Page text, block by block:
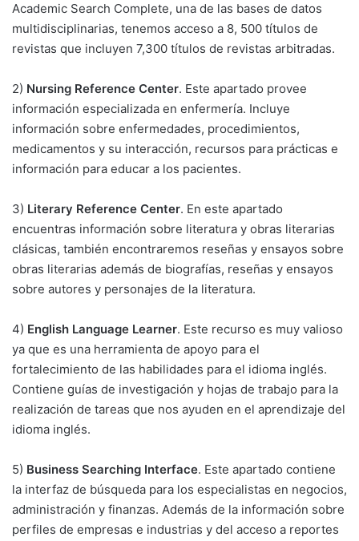
Academic Search Complete, una de las bases de datos
multidisciplinarias, tenemos acceso a 8, 500 títulos de
revistas que incluyen 7,300 títulos de revistas arbitradas.
2) Nursing Reference Center. Este apartado provee
información especializada en enfermería. Incluye
información sobre enfermedades, procedimientos,
medicamentos y su interacción, recursos para prácticas e
información para educar a los pacientes.
3) Literary Reference Center. En este apartado
encuentras información sobre literatura y obras literarias
clásicas, también encontraremos reseñas y ensayos sobre
obras literarias además de biografías, reseñas y ensayos
sobre autores y personajes de la literatura.
4) English Language Learner. Este recurso es muy valioso
ya que es una herramienta de apoyo para el
fortalecimiento de las habilidades para el idioma inglés.
Contiene guías de investigación y hojas de trabajo para la
realización de tareas que nos ayuden en el aprendizaje del
idioma inglés.
5) Business Searching Interface. Este apartado contiene
la interfaz de búsqueda para los especialistas en negocios,
administración y finanzas. Además de la información sobre
perfiles de empresas e industrias y del acceso a reportes